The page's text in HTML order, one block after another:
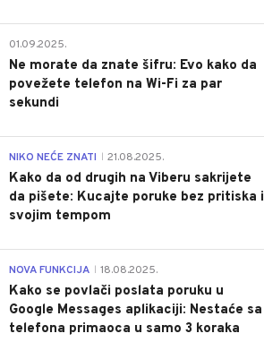
01.09.2025.
Ne morate da znate šifru: Evo kako da
povežete telefon na Wi-Fi za par
sekundi
NIKO NEĆE ZNATI 21.08.2025.
Kako da od drugih na Viberu sakrijete
da pišete: Kucajte poruke bez pritiska i
svojim tempom
NOVA FUNKCIJA 18.08.2025.
Kako se povlači poslata poruku u
Google Messages aplikaciji: Nestaće sa
telefona primaoca u samo 3 koraka